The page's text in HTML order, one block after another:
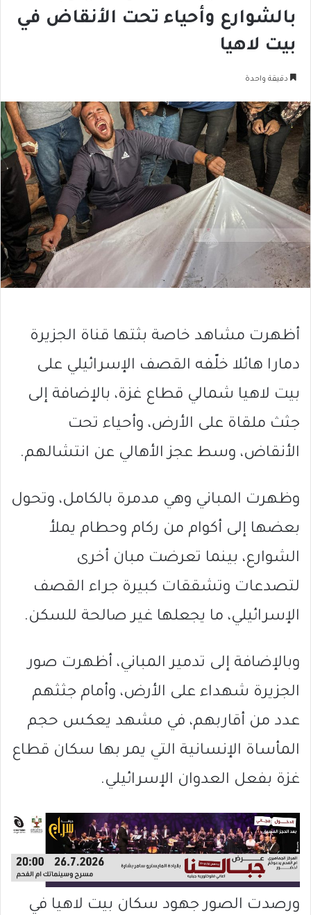
بالشوارع وأحياء تحت الأنقاض في
بيت لاهيا
دقيقة واحدة
أظهرت مشاهد خاصة بثتها قناة الجزيرة
دمارا هائلا خلّفه القصف الإسرائيلي على
بيت لاهيا شمالي قطاع غزة، بالإضافة إلى
جثث ملقاة على الأرض، وأحياء تحت
الأنقاض، وسط عجز الأهالي عن انتشالهم.
وظهرت المباني وهي مدمرة بالكامل، وتحول
بعضها إلى أكوام من ركام وحطام يملأ
الشوارع، بينما تعرضت مبان أخرى
لتصدعات وتشققات كبيرة جراء القصف
الإسرائيلي، ما يجعلها غير صالحة للسكن.
وبالإضافة إلى تدمير المباني، أظهرت صور
الجزيرة شهداء على الأرض، وأمام جثثهم
عدد من أقاربهم، في مشهد يعكس حجم
المأساة الإنسانية التي يمر بها سكان قطاع
غزة بفعل العدوان الإسرائيلي.
ورصدت الصور جهود سكان بيت لاهيا في